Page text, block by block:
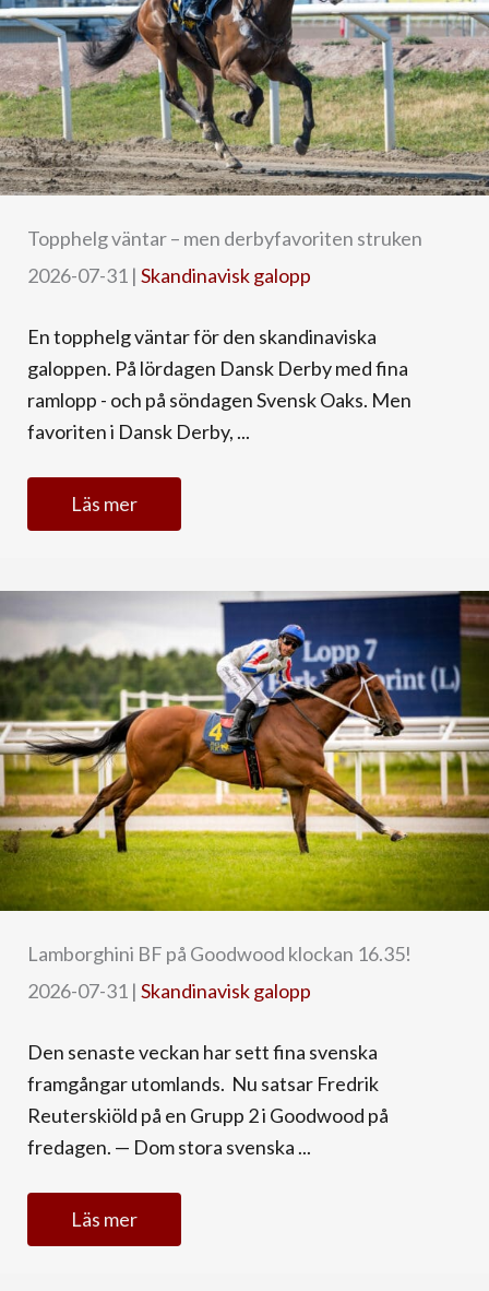
Topphelg väntar – men derbyfavoriten struken
2026-07-31 | Skandinavisk galopp
En topphelg väntar för den skandinaviska
galoppen. På lördagen Dansk Derby med fina
ramlopp - och på söndagen Svensk Oaks. Men
favoriten i Dansk Derby, ...
Läs mer
Lamborghini BF på Goodwood klockan 16.35!
2026-07-31 | Skandinavisk galopp
Den senaste veckan har sett fina svenska
framgångar utomlands. Nu satsar Fredrik
Reuterskiöld på en Grupp 2 i Goodwood på
fredagen. — Dom stora svenska ...
Läs mer